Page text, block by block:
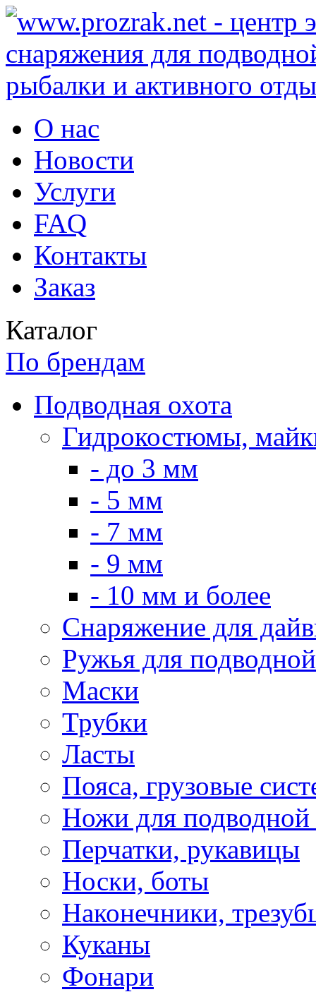
О нас
Новости
Услуги
FAQ
Контакты
Заказ
Каталог
По брендам
Подводная охота
Гидрокостюмы,
- до 3 мм
- 5 мм
- 7 мм
- 9 мм
- 10 мм и более
Снаряжение для
Ружья для
Маски
Трубки
Ласты
Пояса, грузовые
Ножи для подводной
Перчатки, рукавицы
Носки, боты
Наконечники,
Куканы
Фонари